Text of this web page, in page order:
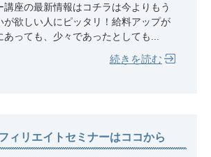
講座の最新情報はコチラは今よりもう
が欲しい人にピッタリ！給料アップが
っても、少々であったとしても...
続きを読む
ィリエイトセミナーはココから